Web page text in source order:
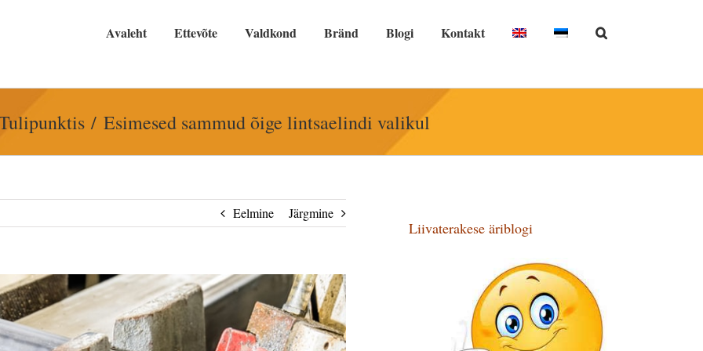
Avaleht Ettevõte Valdkond Bränd Blogi Kontakt
Esimesed sammud õige lintsaelindi valikul
Eelmine Järgmine
Liivaterakese äriblogi